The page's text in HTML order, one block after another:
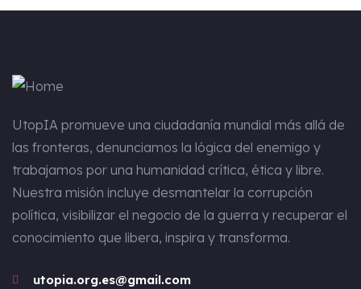
UtopIA promueve una ciudadanía mundial más allá de
las fronteras, denunciamos la lógica del enemigo y
trabajamos por una humanidad crítica, ética y libre.
Nuestra misión incluye desmantelar la corrupción
política, visibilizar el negocio de la guerra y recuperar el
conocimiento que libera, inspira y transforma.
utopia.org.es@gmail.com